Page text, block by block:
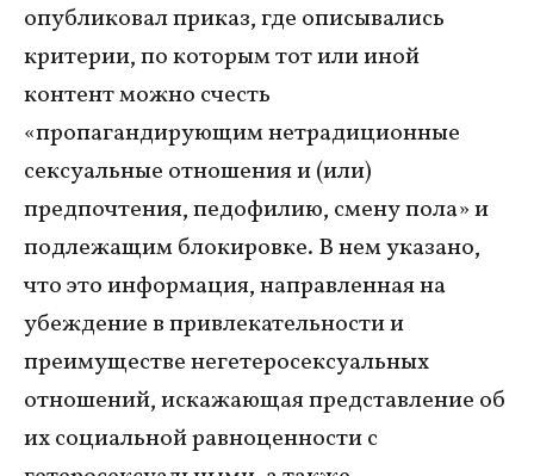
опубликовал приказ, где описывались
критерии, по которым тот или иной
контент можно счесть
«пропагандирующим нетрадиционные
сексуальные отношения и (или)
предпочтения, педофилию, смену пола» и
подлежащим блокировке. В нем указано,
что это информация, направленная на
убеждение в привлекательности и
преимуществе негетеросексуальных
отношений, искажающая представление об
их социальной равноценности с